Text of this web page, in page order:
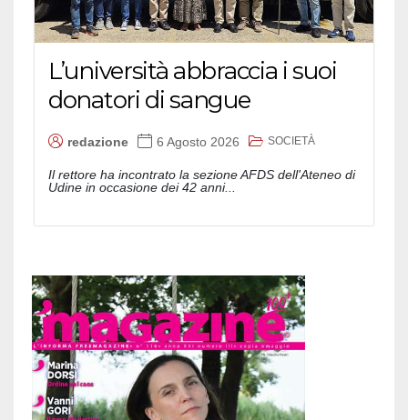
L’università abbraccia i suoi
donatori di sangue
redazione 6 Agosto 2026 SOCIETÀ
Il rettore ha incontrato la sezione AFDS dell'Ateneo di
Udine in occasione dei 42 anni...